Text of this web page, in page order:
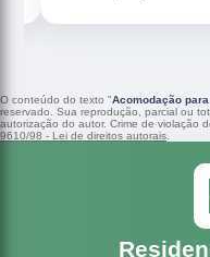
O conteúdo do texto "Acomodação
reservado. Sua reprodução, parcial ou
autorização do autor. Crime de violação
9610/98 - Lei de direitos autorais